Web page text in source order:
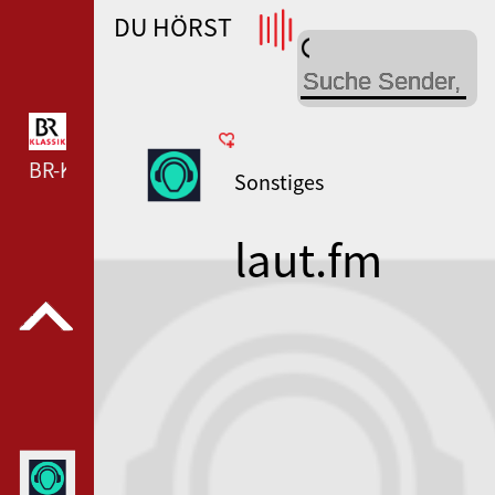
WDR 4 --- WDR 4 ---
BR-KLASSIK --- BR-KLASSIK ---
DU HÖRST
Sonstiges
laut.fm